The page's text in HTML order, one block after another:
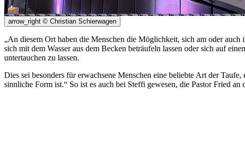
arrow_right © Christian Schierwagen
„An diesem Ort haben die Menschen die Möglichkeit, sich am oder
sich mit dem Wasser aus dem Becken beträufeln lassen oder sich auf
untertauchen zu lassen.
Dies sei besonders für erwachsene Menschen eine beliebte Art der
sinnliche Form ist.“ So ist es auch bei Steffi gewesen, die Pastor Fried